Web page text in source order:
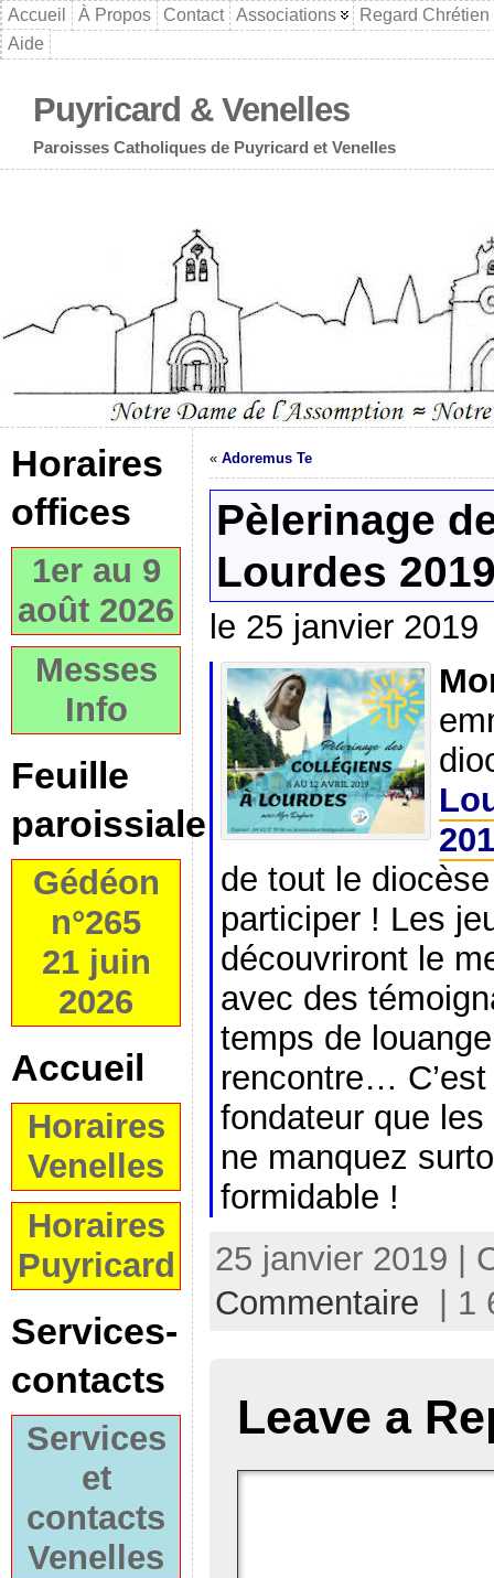
Accueil À Propos Contact Associations
Regard Chrétien
Aide
Puyricard & Venelles
Paroisses Catholiques de Puyricard et Venelles
Horaires
offices
1er au 9
août 2026
Messes
Info
Feuille
paroissiale
Gédéon
n°265
21 juin
2026
Accueil
Horaires
Venelles
Horaires
Puyricard
Services-
contacts
Services
et
contacts
Venelles
« Adoremus Te
Pèlerinage
Lourdes
le 25 janvier 2019
de tout le
participer ! Les
découvriront le
avec des
temps de
rencontre…
fondateur que
ne manquez
formidable !
25 janvier 2019 |
Commentaire | 1
Leave a